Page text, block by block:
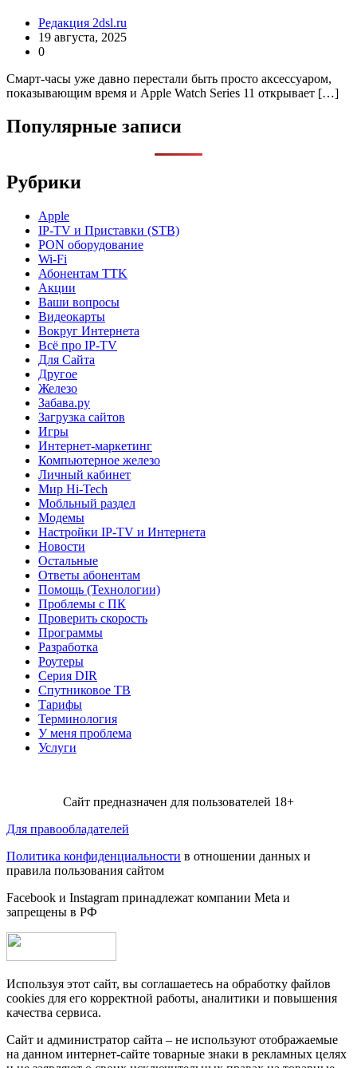
Редакция 2dsl.ru
19 августа, 2025
0
Смарт-часы уже давно перестали быть просто аксессуаром,
показывающим время и Apple Watch Series 11 открывает […]
Популярные записи
Рубрики
Apple
IP-TV и Приставки (STB)
PON оборудование
Wi-Fi
Абонентам TTK
Акции
Ваши вопросы
Видеокарты
Вокруг Интернета
Всё про IP-TV
Для Сайта
Другое
Железо
Забава.ру
Загрузка сайтов
Игры
Интернет-маркетинг
Компьютерное железо
Личный кабинет
Мир Hi-Tech
Мобльный раздел
Модемы
Настройки IP-TV и Интернета
Новости
Остальные
Ответы абонентам
Помощь (Технологии)
Проблемы с ПК
Проверить скорость
Программы
Разработка
Роутеры
Серия DIR
Спутниковое ТВ
Тарифы
Терминология
У меня проблема
Услуги
Сайт предназначен для пользователей 18+
Для правообладателей
Политика конфиденциальности в отношении данных и
правила пользования сайтом
Facebook и Instagram принадлежат компании Metа и
запрещены в РФ
Используя этот сайт, вы соглашаетесь на обработку файлов
cookies для его корректной работы, аналитики и повышения
качества сервиса.
Сайт и администратор сайта – не используют отображаемые
на данном интернет-сайте товарные знаки в рекламных целях